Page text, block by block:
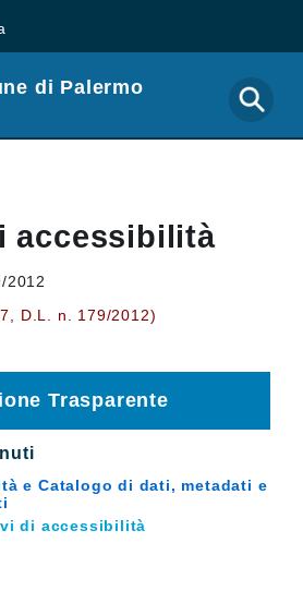
di Palermo
accessibilità
2012
D.L. n. 179/2012)
Trasparente
e Catalogo di dati, metadati e
di accessibilità